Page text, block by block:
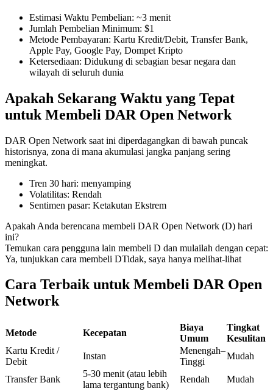
TradFi
Derivatif saham, forex, logam mulia, dan komoditas
USDC Berjangka
Kontrak berjangka menggunakan USDC sebagai jaminannya
Estimasi Waktu Pembelian: ~3 menit
Jumlah Pembelian Minimum: $1
Metode Pembayaran: Kartu Kredit/Debit, Transfer Bank,
Apple Pay, Google Pay, Dompet Kripto
Ketersediaan: Didukung di sebagian besar negara dan
wilayah di seluruh dunia
Apakah Sekarang Waktu yang Tepat
untuk Membeli DAR Open Network
DAR Open Network saat ini diperdagangkan di bawah puncak
historisnya, zona di mana akumulasi jangka panjang sering
meningkat.
Tren 30 hari: menyamping
Volatilitas: Rendah
Sentimen pasar: Ketakutan Ekstrem
Apakah Anda berencana membeli DAR Open Network (D) hari
ini?
Temukan cara pengguna lain membeli D dan mulailah dengan cepat:
Ya, tunjukkan cara membeli DTidak, saya hanya melihat-lihat
Cara Terbaik untuk Membeli DAR Open
Network
Metode Kecepatan
Biaya
Umum
Tingkat
Kesulitan
Kartu Kredit /
Debit
Instan
Menengah–
Tinggi
Mudah
Transfer Bank
5-30 menit (atau lebih
lama tergantung bank)
Rendah
Mudah